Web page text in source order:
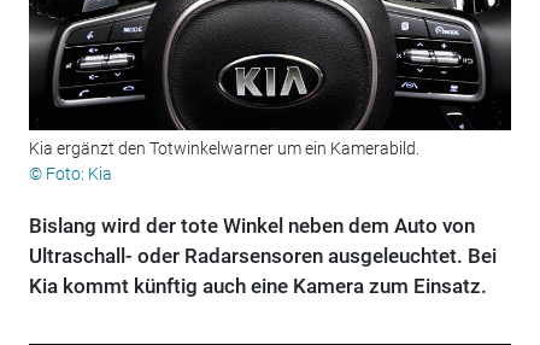
Kia ergänzt den Totwinkelwarner um ein Kamerabild.
© Foto: Kia
Bislang wird der tote Winkel neben dem Auto von
Ultraschall- oder Radarsensoren ausgeleuchtet. Bei
Kia kommt künftig auch eine Kamera zum Einsatz.